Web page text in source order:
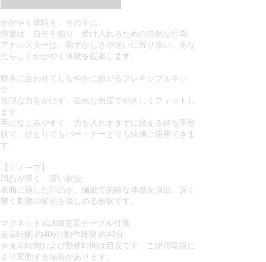
かがやく体験を、その手に。
快楽は、自分を知り、受け入れるための自然な行為。
アナルスターは、恥ずかしさや迷いに寄り添い、あな
たらしくかがやく体験を提案します。
動きに合わせてしなやかに曲がるフレキシブルネッ
ク。
無理な力をかけず、自然な角度でやさしくフィットし
ます。
手になじみやすく、力を入れすぎずに扱える持ち手形
状で、ひとりでもパートナーとでも快適に使用できま
す。
【ディープ】
凹凸が導く、深い刺激。
表面に施した凹凸が、繊細で的確な体感を演出。深く
響く刺激の変化を楽しめる形状です。
マグネット式USB充電ケーブル付属
充電時間 約40分/動作時間 約40分
※充電時間および動作時間は目安です。ご使用環境に
より変動する場合があります。